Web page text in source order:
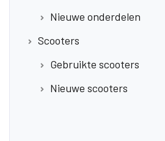
Nieuwe onderdelen
Scooters
Gebruikte scooters
Nieuwe scooters